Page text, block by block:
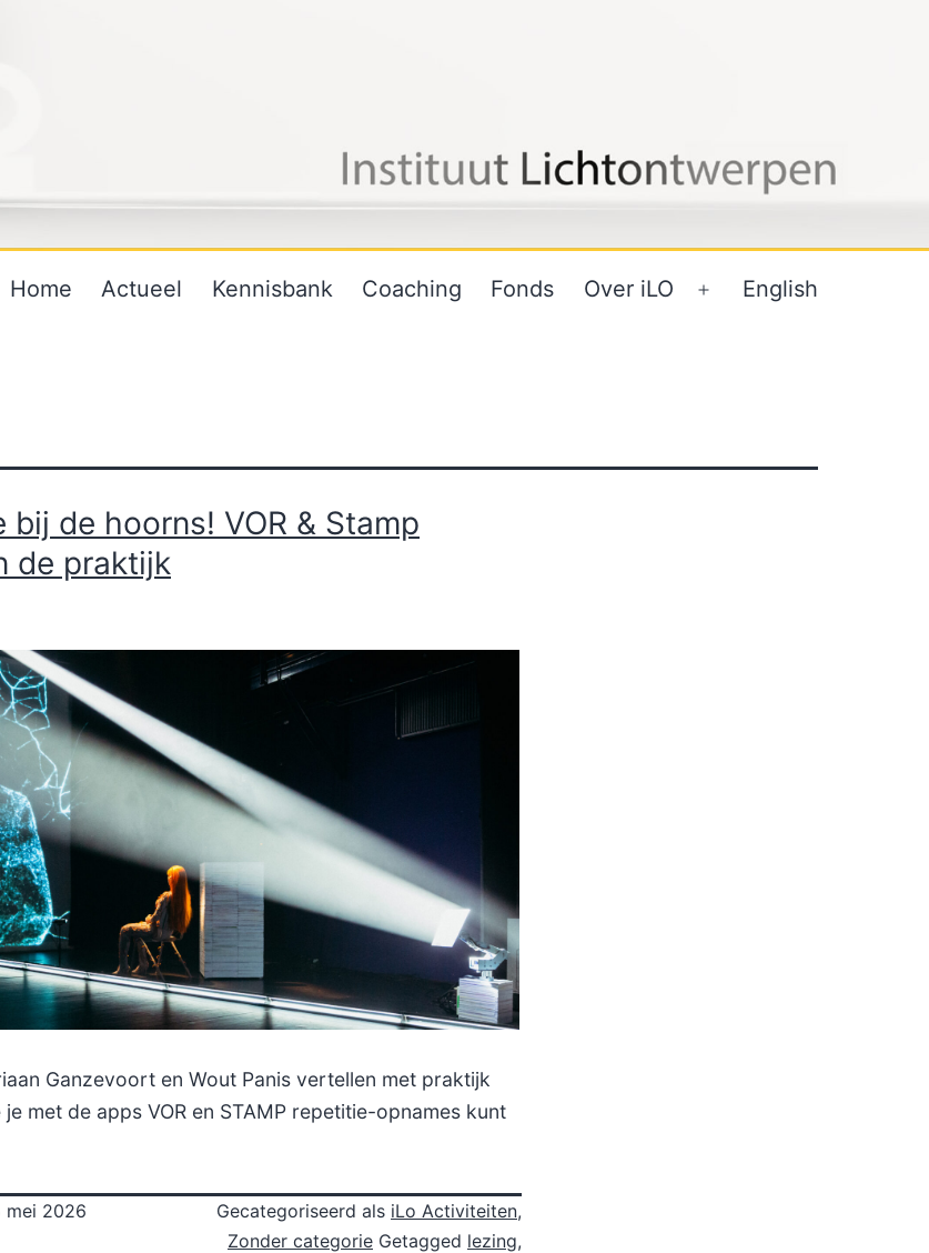
Home Actueel Kennisbank Coaching Fonds Over iLO
Open
English
bij de hoorns! VOR & Stamp
de praktijk
Ganzevoort en Wout Panis vertellen met praktijk
met de apps VOR en STAMP repetitie-opnames kunt
mei 2026 Gecategoriseerd als iLo Activiteiten,
Zonder categorie Getagged lezing,